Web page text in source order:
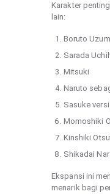
Karakter
lain:
Boruto
Sarada
Mitsuki
Naruto
Sasuke
Momoshiki
Kinshiki
Shikadai
Ekspansi ini
menarik bagi